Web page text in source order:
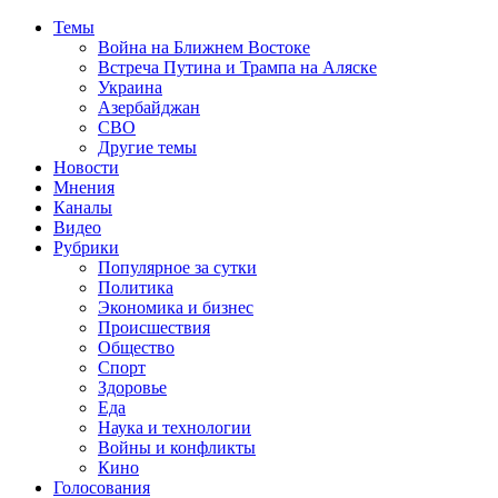
Темы
Война на Ближнем Востоке
Встреча Путина и Трампа на Аляске
Украина
Азербайджан
СВО
Другие темы
Новости
Мнения
Каналы
Видео
Рубрики
Популярное за сутки
Политика
Экономика и бизнес
Происшествия
Общество
Спорт
Здоровье
Еда
Наука и технологии
Войны и конфликты
Кино
Голосования